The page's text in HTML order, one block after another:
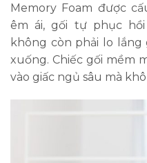
Memory Foam được
êm ái, gối tự phục
không còn phải lo lắng
xuống. Chiếc gối mềm
vào giấc ngủ sâu mà